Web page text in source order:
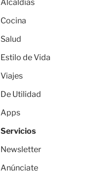
Alcaldías
Cocina
Salud
Estilo de Vida
Viajes
De Utilidad
Apps
Servicios
Newsletter
Anúnciate